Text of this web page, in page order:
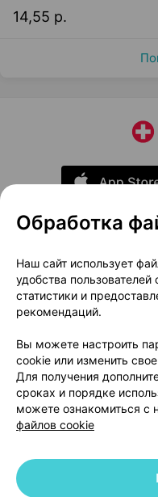
14,55 р.
О проекте
Размещение
Публичный
Способы оплаты
Написать
© 2026 ООО «Артокс Лаб», УНП
Обработка
Наш сайт использует
удобства пользователей
статистики и
рекомендаций.
Вы можете настроить
cookie или изменить
Для получения
сроках и порядке
можете ознакомиться с
файлов cookie